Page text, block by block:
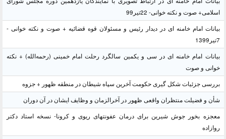
اسلامی+ صوت و نکته خوانی- 22تیر99
بیانات امام خامنه ای در دیدار رئیس و مسئولان قوه قضائیه + صوت و نکته خوانی -
7تیر1399
بیانات امام خامنه ای در سی و یکمین سالگرد رحلت امام خمینی (رحمه‌الله) + نکته
خوانی و صوت
بررسی جزئیات شکل گیری حکومت آخرین سپاه شیطان در منطقه ظهور + جزوه
شأن و فضیلت منتظران واقعی ظهور در آخرالزمان و وظایف ایشان در آن دوران
معجزه بخور جوش شیرین برای درمان عفونتهای ریوی و کرونا- نسخه استاد دکتر
روازاده